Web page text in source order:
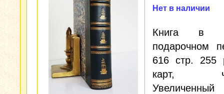
Нет в наличии
Книга в
подарочном
616 стр. 255
карт,